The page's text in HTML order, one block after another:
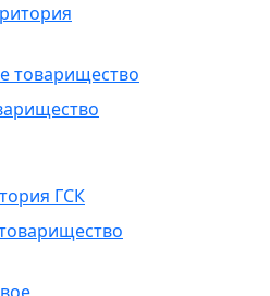
товарищество
ГСК